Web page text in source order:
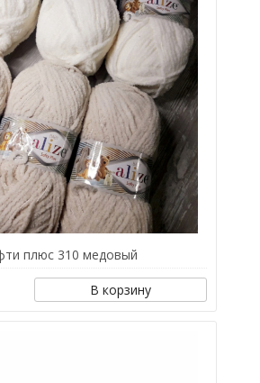
плюс 310 медовый
В корзину